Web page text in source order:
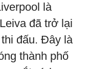
là
đã trở lại
đấu. Đây là
thành phố